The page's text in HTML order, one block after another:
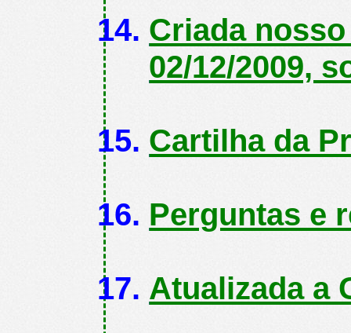
Criada
02/12/2009,
Cartilha da
Perguntas e
Atualizada a